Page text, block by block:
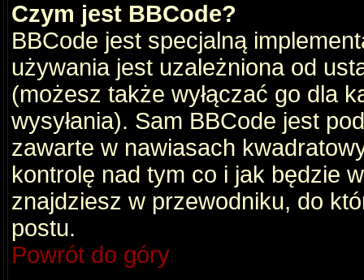
Czym jest BBCode?
BBCode jest specjalną
używania jest uzależniona od
(możesz także wyłączać go dla
wysyłania). Sam BBCode jest
zawarte w nawiasach
kontrolę nad tym co i jak będzie
znajdziesz w przewodniku, do
postu.
Powrót do góry